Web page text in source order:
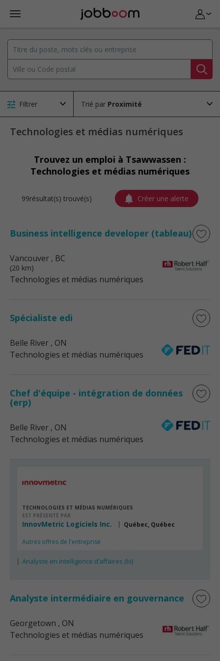
Filtrer Trié par
Technologies et médias numériques
Trouvez un emploi à Tsawwassen :
Technologies et médias numériques
99résultat(s) trouvé(s) Créer une alerte
Business intelligence developer (tableau)
Vancouver , BC
(20 km)
Technologies et médias numériques
Spécialiste edi
Belle River , ON
Technologies et médias numériques
Chef d'équipe - intégration de données
(erp)
Belle River , ON
Technologies et médias numériques
TECHNOLOGIES ET MÉDIAS NUMÉRIQUES
EST PRÉSENTÉ PAR
InnovMetric Logiciels Inc. Québec, Québec
Autres offres de l'entreprise
Analyste en intelligence d’affaires (bi)
Analyste intermédiaire en gouvernance
Georgetown , ON
Technologies et médias numériques